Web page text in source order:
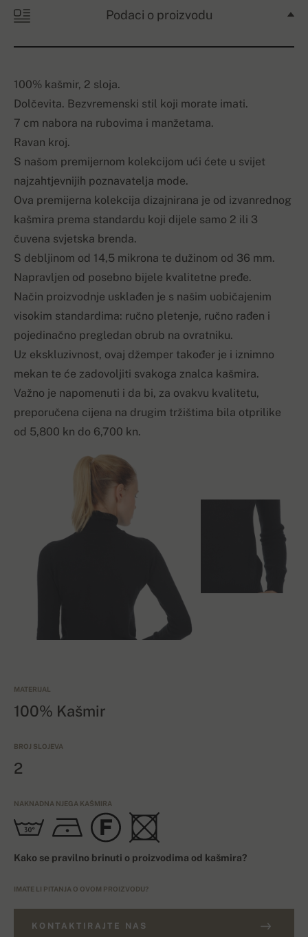
Podaci o proizvodu
100% kašmir, 2 sloja.
Dolčevita. Bezvremenski stil koji morate imati.
7 cm nabora na rubovima i manžetama.
Ravan kroj.
S našom premijernom kolekcijom ući ćete u svijet
najzahtjevnijih poznavatelja mode.
Ova premijerna kolekcija dizajnirana je od izvanrednog
kašmira prema standardu koji dijele samo 2 ili 3
čuvena svjetska brenda.
S debljinom od 14,5 mikrona te dužinom od 36 mm.
Napravljen od posebno bijele kvalitetne pređe.
Način proizvodnje usklađen je s našim uobičajenim
visokim standardima: ručno pletenje, ručno rađen i
pojedinačno pregledan obrub na ovratniku.
Uz ekskluzivnost, ovaj džemper također je i iznimno
mekan te će zadovoljiti svakoga znalca kašmira.
Važno je napomenuti i da bi, za ovakvu kvalitetu,
preporučena cijena na drugim tržištima bila otprilike
od 5,800 kn do 6,700 kn.
MATERIJAL
100% Kašmir
BROJ SLOJEVA
2
NAKNADNA NJEGA KAŠMIRA
Kako se pravilno brinuti o proizvodima od kašmira?
IMATE LI PITANJA O OVOM PROIZVODU?
KONTAKTIRAJTE NAS